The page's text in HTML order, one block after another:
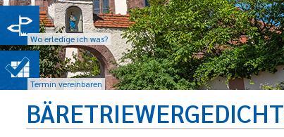
Wo erledige ich was?
Termin vereinbaren
BÄRETRIEWERGEDICHT